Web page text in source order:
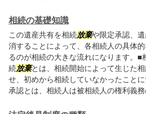
相続の基礎知識
この遺産共有を相続放棄や限定承認、
消することによって、各相続人の具体
るのが相続の大きな流れになります。■
続放棄とは、相続開始によって生じた
せ、初めから相続していなかったこと
承認とは、相続人は被相続人の権利義